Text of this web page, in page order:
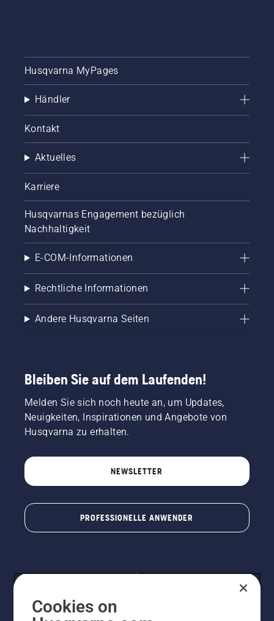
Husqvarna MyPages
Händler
Kontakt
Aktuelles
Karriere
Husqvarnas Engagement bezüglich
Nachhaltigkeit
E-COM-Informationen
Rechtliche Informationen
Andere Husqvarna Seiten
Bleiben Sie auf dem Laufenden!
Melden Sie sich noch heute an, um Updates,
Neuigkeiten, Inspirationen und Angebote von
Husqvarna zu erhalten.
NEWSLETTER
PROFESSIONELLE ANWENDER
Cookies on